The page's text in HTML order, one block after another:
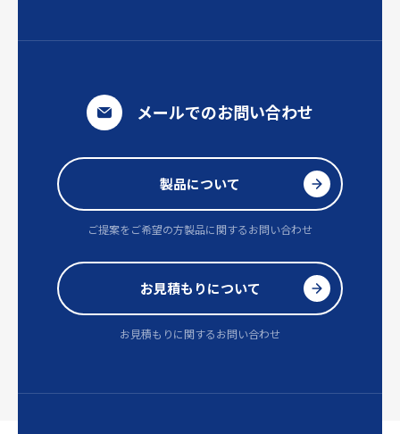
メールでのお問い合わせ
製品について
ご提案をご希望の方製品に関するお問い合わせ
お見積もりについて
お見積もりに関するお問い合わせ